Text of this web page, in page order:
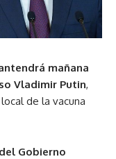
mañana
Vladimir Putin,
de la vacuna
Gobierno